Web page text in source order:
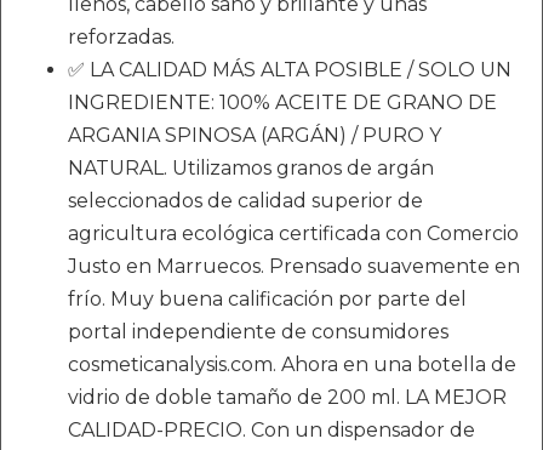
llenos, cabello sano y brillante y uñas
reforzadas.
✅ LA CALIDAD MÁS ALTA POSIBLE / SOLO UN
INGREDIENTE: 100% ACEITE DE GRANO DE
ARGANIA SPINOSA (ARGÁN) / PURO Y
NATURAL. Utilizamos granos de argán
seleccionados de calidad superior de
agricultura ecológica certificada con Comercio
Justo en Marruecos. Prensado suavemente en
frío. Muy buena calificación por parte del
portal independiente de consumidores
cosmeticanalysis.com. Ahora en una botella de
vidrio de doble tamaño de 200 ml. LA MEJOR
CALIDAD-PRECIO. Con un dispensador de